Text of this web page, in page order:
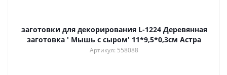
заготовки для декорирования L-1224 Деревянная
заготовка ' Мышь с сыром' 11*9,5*0,3см Астра
Артикул: 558088